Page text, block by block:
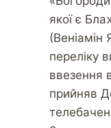
якої є
(Веніамін
переліку
ввезення
прийняв